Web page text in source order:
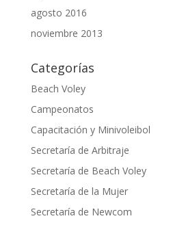
agosto 2016
noviembre 2013
Categorías
Beach Voley
Campeonatos
Capacitación y Minivoleibol
Secretaría de Arbitraje
Secretaría de Beach Voley
Secretaría de la Mujer
Secretaría de Newcom